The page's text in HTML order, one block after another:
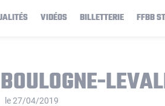
VIDÉOS BILLETTERIE FFBB
le 27/04/2019